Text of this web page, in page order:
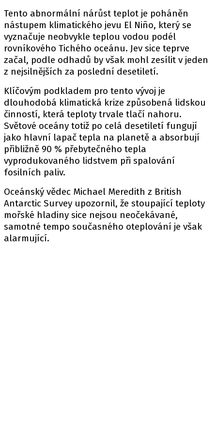
Tento abnormální nárůst teplot je poháněn
nástupem klimatického jevu El Niño, který se
vyznačuje neobvykle teplou vodou podél
rovníkového Tichého oceánu. Jev sice teprve
začal, podle odhadů by však mohl zesílit v jeden
z nejsilnějších za poslední desetiletí.
Klíčovým podkladem pro tento vývoj je
dlouhodobá klimatická krize způsobená lidskou
činností, která teploty trvale tlačí nahoru.
Světové oceány totiž po celá desetiletí fungují
jako hlavní lapač tepla na planetě a absorbují
přibližně 90 % přebytečného tepla
vyprodukovaného lidstvem při spalování
fosilních paliv.
Oceánský vědec Michael Meredith z British
Antarctic Survey upozornil, že stoupající teploty
mořské hladiny sice nejsou neočekávané,
samotné tempo současného oteplování je však
alarmující.